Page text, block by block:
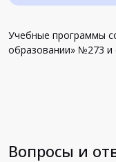
Учебные программы
образовании» №273
Вопросы и